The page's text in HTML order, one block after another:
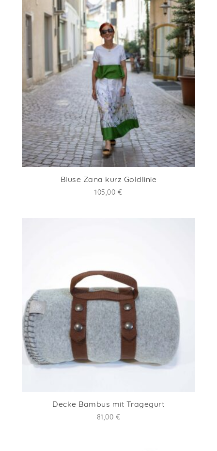
Bluse Zana kurz Goldlinie
105,00 €
Decke Bambus mit Tragegurt
81,00 €